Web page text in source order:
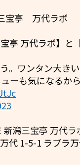
三宝亭 万代ラボ
亭 万代ラボ】と
。ワンタン大きい
ーも気になるか
新潟三宝亭 万代ラ
代 1-5-1 ラブラ